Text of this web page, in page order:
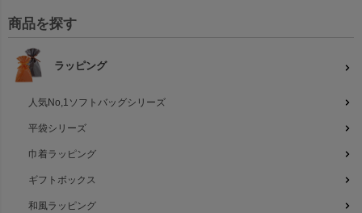
商品を探す
ラッピング
人気No,1ソフトバッグシリーズ
平袋シリーズ
巾着ラッピング
ギフトボックス
和風ラッピング